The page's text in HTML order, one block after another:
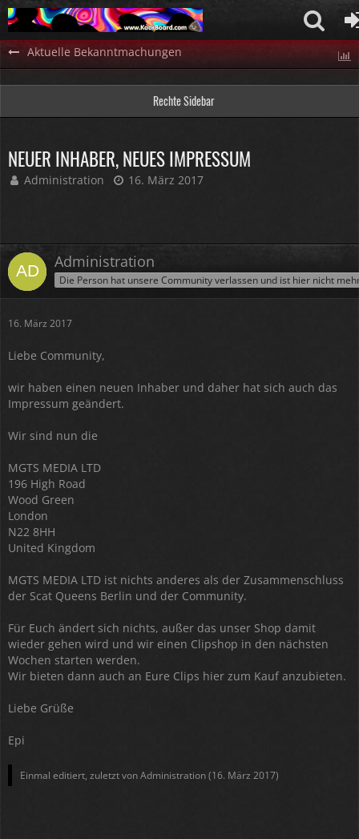
Aktuelle Bekanntmachungen
NEUER INHABER, NEUES IMPRESSUM
Administration 16. März 2017
Administration
Die Person hat unsere Community verlassen und ist hier nicht
16. März 2017
Liebe Community,
wir haben einen neuen Inhaber und daher hat sich auch das
Impressum geändert.
Wir sind nun die
MGTS MEDIA LTD
196 High Road
Wood Green
London
N22 8HH
United Kingdom
MGTS MEDIA LTD ist nichts anderes als der Zusammenschluss
der Scat Queens Berlin und der Community.
Für Euch ändert sich nichts, außer das unser Shop damit
wieder gehen wird und wir einen Clipshop in den nächsten
Wochen starten werden.
Wir bieten dann auch an Eure Clips hier zum Kauf anzubieten.
Liebe Grüße
Epi
Einmal editiert, zuletzt von Administration (16. März 2017)
Rechte Sidebar